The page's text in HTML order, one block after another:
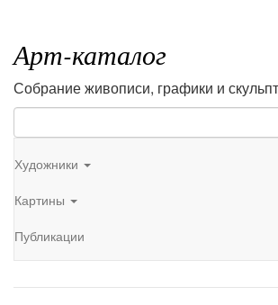
Арт-каталог
Собрание живописи, графики и
Художники
Картины
Публикации